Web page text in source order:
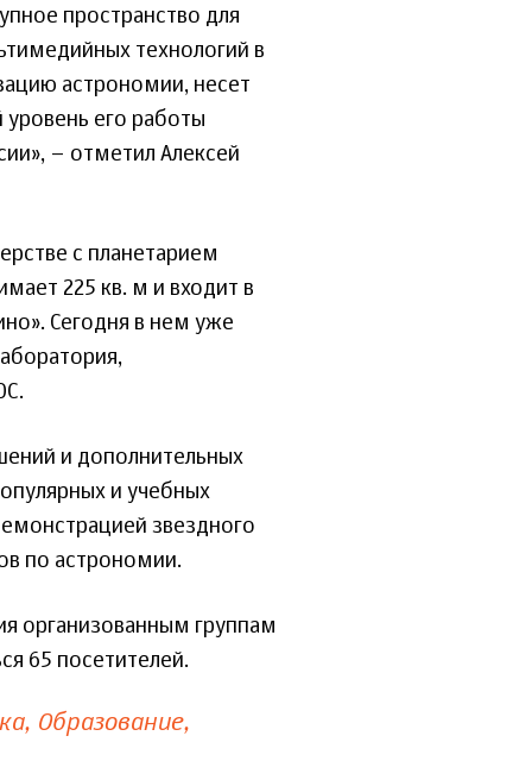
пространство для
технологий в
астрономии, несет
его работы
– отметил Алексей
с планетарием
225 кв. м и входит в
Сегодня в нем уже
и дополнительных
и учебных
звездного
по астрономии.
организованным группам
65 посетителей.
Образование